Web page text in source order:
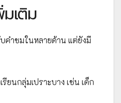
มเติม
คำชมในหลายด้าน แต่ยังมี
ยนกลุ่มเปราะบาง เช่น เด็ก